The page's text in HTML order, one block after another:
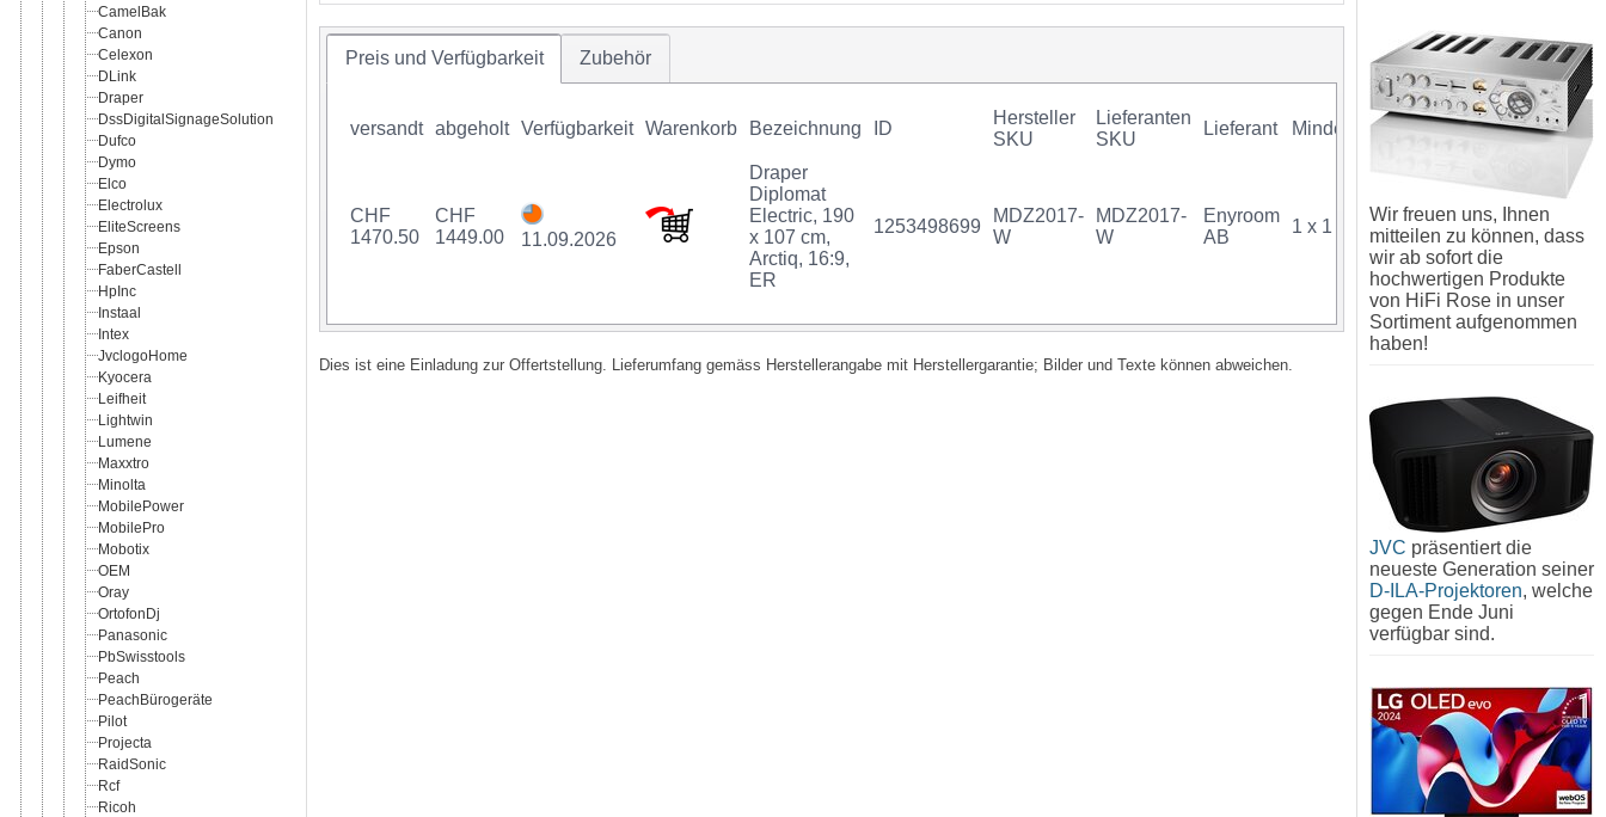
CamelBak
Canon
Celexon
DLink
Draper
DssDigitalSignageSolution
Dufco
Dymo
Elco
Electrolux
EliteScreens
Epson
FaberCastell
HpInc
Instaal
Intex
JvclogoHome
Kyocera
Leifheit
Lightwin
Lumene
Maxxtro
Minolta
MobilePower
MobilePro
Mobotix
OEM
Oray
OrtofonDj
Panasonic
PbSwisstools
Peach
PeachBürogeräte
Pilot
Projecta
RaidSonic
Rcf
Ricoh
Preis und Verfügbarkeit Zubehör
versandt abgeholt Verfügbarkeit Warenkorb Bezeichnung ID
Hersteller
SKU
Lieferanten
SKU
Lieferant Mindestkauf GTIN
CHF
1470.50
CHF
1449.00
11.09.2026
Draper
Diplomat
Electric, 190
x 107 cm,
Arctiq, 16:9,
ER
1253498699
MDZ2017-
W
MDZ2017-
W
Enyroom
AB
1 x 1 Stück 07350009228732
Dies ist eine Einladung zur Offertstellung. Lieferumfang gemäss Herstellerangabe mit Herstellergarantie; Bilder und Texte können abweichen.
Wir freuen uns, Ihnen
mitteilen zu können, dass
wir ab sofort die
hochwertigen Produkte
von HiFi Rose in unser
Sortiment aufgenommen
haben!
JVC präsentiert die
neueste Generation seiner
D-ILA-Projektoren, welche
gegen Ende Juni
verfügbar sind.